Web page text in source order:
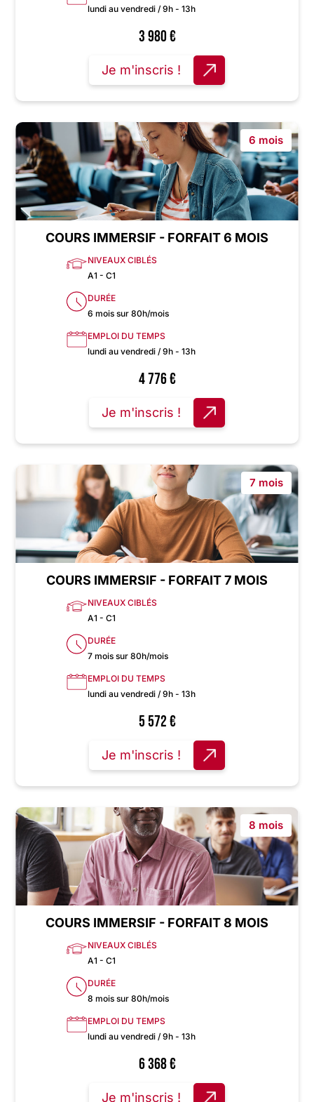
lundi au vendredi / 9h - 13h
3 980€
Je m'inscris !
6 mois
COURS IMMERSIF - FORFAIT 6 MOIS
NIVEAUX CIBLÉS
A1 - C1
DURÉE
6 mois sur 80h/mois
EMPLOI DU TEMPS
lundi au vendredi / 9h - 13h
4 776€
Je m'inscris !
7 mois
COURS IMMERSIF - FORFAIT 7 MOIS
NIVEAUX CIBLÉS
A1 - C1
DURÉE
7 mois sur 80h/mois
EMPLOI DU TEMPS
lundi au vendredi / 9h - 13h
5 572€
Je m'inscris !
8 mois
COURS IMMERSIF - FORFAIT 8 MOIS
NIVEAUX CIBLÉS
A1 - C1
DURÉE
8 mois sur 80h/mois
EMPLOI DU TEMPS
lundi au vendredi / 9h - 13h
6 368€
Je m'inscris !